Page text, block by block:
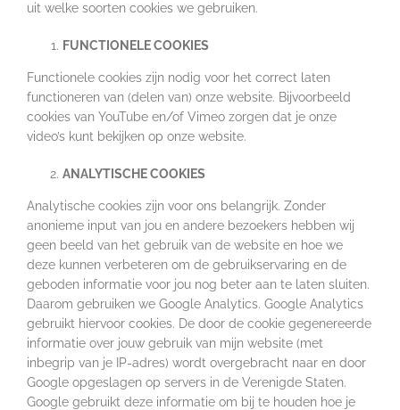
uit welke soorten cookies we gebruiken.
FUNCTIONELE COOKIES
Functionele cookies zijn nodig voor het correct laten
functioneren van (delen van) onze website. Bijvoorbeeld
cookies van YouTube en/of Vimeo zorgen dat je onze
video’s kunt bekijken op onze website.
ANALYTISCHE COOKIES
Analytische cookies zijn voor ons belangrijk. Zonder
anonieme input van jou en andere bezoekers hebben wij
geen beeld van het gebruik van de website en hoe we
deze kunnen verbeteren om de gebruikservaring en de
geboden informatie voor jou nog beter aan te laten sluiten.
Daarom gebruiken we Google Analytics. Google Analytics
gebruikt hiervoor cookies. De door de cookie gegenereerde
informatie over jouw gebruik van mijn website (met
inbegrip van je IP-adres) wordt overgebracht naar en door
Google opgeslagen op servers in de Verenigde Staten.
Google gebruikt deze informatie om bij te houden hoe je